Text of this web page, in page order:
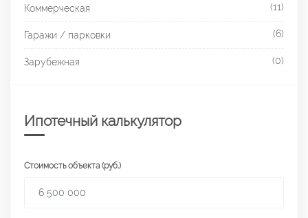
Коммерческая (11)
Гаражи / парковки (6)
Зарубежная (0)
Ипотечный калькулятор
Стоимость объекта (руб.)